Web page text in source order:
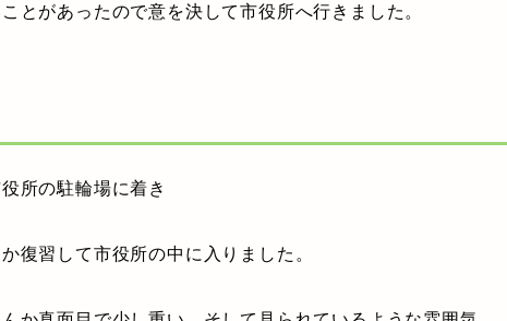
とがあったので意を決して市役所へ行きました。
所の駐輪場に着き
復習して市役所の中に入りました。